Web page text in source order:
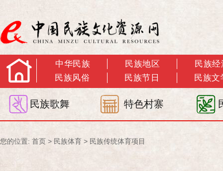
中华民族 民族地区
民族经
民族风俗
民族节日 民族文
民族歌舞 特色村寨
您的位置: 首页 > 民族体育 > 民族传统体育项目